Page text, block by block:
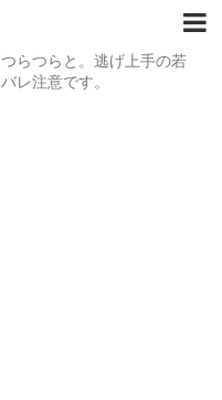
らつらと。逃げ上手の若
レ注意です。